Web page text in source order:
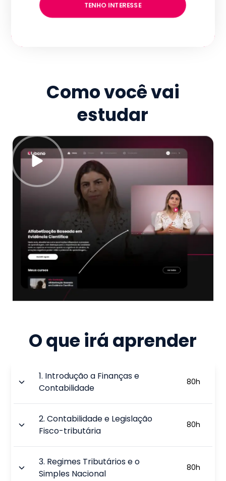
TENHO INTERESSE
Como você vai
estudar
O que irá aprender
1. Introdução a Finanças e
Contabilidade
80h
2.Contabilidade e Legislação
Fisco-tributária
80h
3. Regimes Tributários e o
Simples Nacional
80h